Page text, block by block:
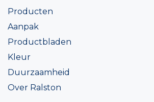
Producten
Aanpak
Productbladen
Kleur
Duurzaamheid
Over Ralston